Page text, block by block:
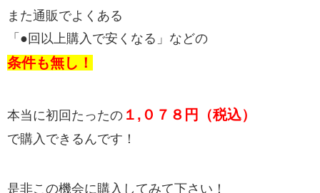
また通販でよくある
「●回以上購入で安くなる」などの
条件も無し！
本当に初回たったの １,０７８円（税込）
で購入 できるんです！
是非この機会に購入してみて下さい！